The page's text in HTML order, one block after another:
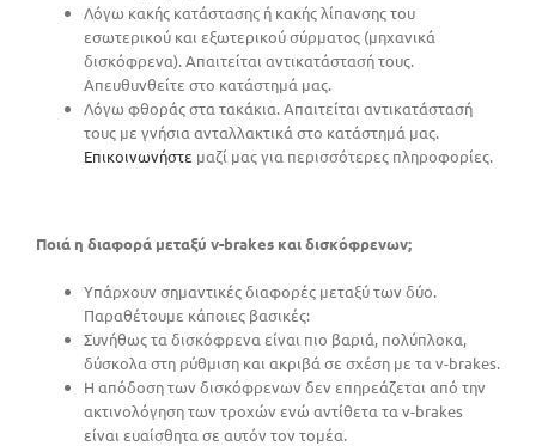
Λόγω κακής κατάστασης ή κακής λίπανσης του
εσωτερικού και εξωτερικού σύρματος (μηχανικά
δισκόφρενα). Απαιτείται αντικατάστασή τους.
Απευθυνθείτε στο κατάστημά μας.
Λόγω φθοράς στα τακάκια. Απαιτείται αντικατάστασή
τους με γνήσια ανταλλακτικά στο κατάστημά μας.
Επικοινωνήστε μαζί μας για περισσότερες πληροφορίες.
Ποιά η διαφορά μεταξύ v-brakes και δισκόφρενων;
Υπάρχουν σημαντικές διαφορές μεταξύ των δύο.
Παραθέτουμε κάποιες βασικές:
Συνήθως τα δισκόφρενα είναι πιο βαριά, πολύπλοκα,
δύσκολα στη ρύθμιση και ακριβά σε σχέση με τα v-brakes.
Η απόδοση των δισκόφρενων δεν επηρεάζεται από την
ακτινολόγηση των τροχών ενώ αντίθετα τα v-brakes
είναι ευαίσθητα σε αυτόν τον τομέα.